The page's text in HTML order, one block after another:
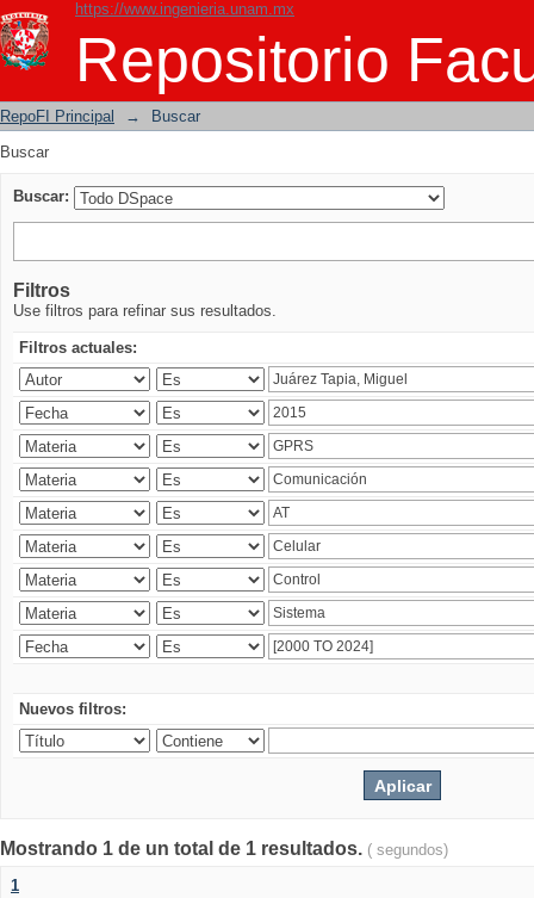
https://www.ingenieria.unam.mx
Repositorio
Buscar
RepoFI Principal →
Buscar
Buscar
Buscar:
Filtros
Use filtros para refinar sus resultados.
Filtros actuales:
Nuevos filtros:
Mostrando 1 de un total de 1 resultados. ( segundos)
1